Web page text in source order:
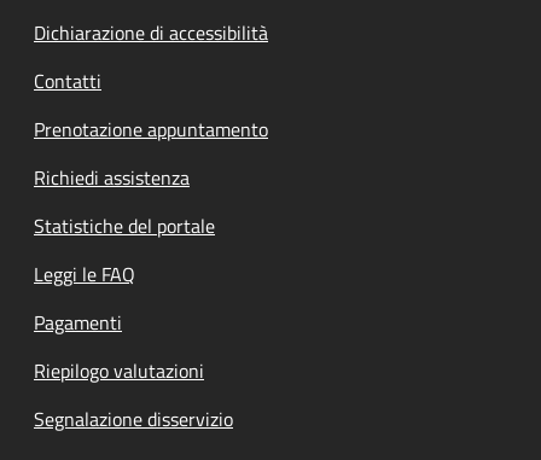
Dichiarazione di accessibilità
Contatti
Prenotazione appuntamento
Richiedi assistenza
Statistiche del portale
Leggi le FAQ
Pagamenti
Riepilogo valutazioni
Segnalazione disservizio